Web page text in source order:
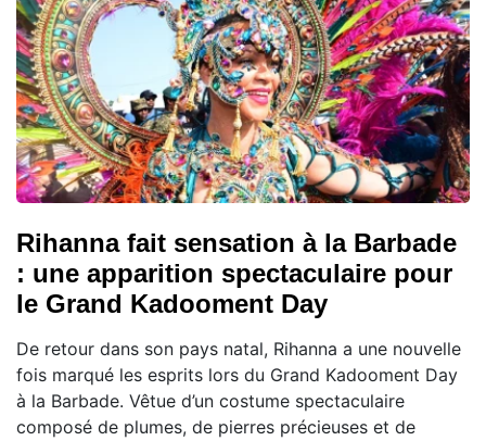
Rihanna fait sensation à la Barbade
: une apparition spectaculaire pour
le Grand Kadooment Day
De retour dans son pays natal, Rihanna a une nouvelle
fois marqué les esprits lors du Grand Kadooment Day
à la Barbade. Vêtue d’un costume spectaculaire
composé de plumes, de pierres précieuses et de